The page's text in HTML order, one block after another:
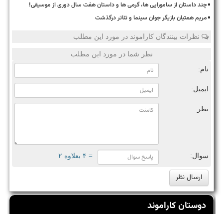
چند داستان از سامورایی ها، گرمی ها و داستان هفت سال دوری از موسیقی!
مریم همتیان بازیگر جوان سینما و تئاتر درگذشت
نظرات بینندگان کاراموند در مورد این مطلب
نظر شما در مورد این مطلب
نام:
ایمیل:
نظر:
سوال: = ۴ بعلاوه ۲
دوستان کاراموند